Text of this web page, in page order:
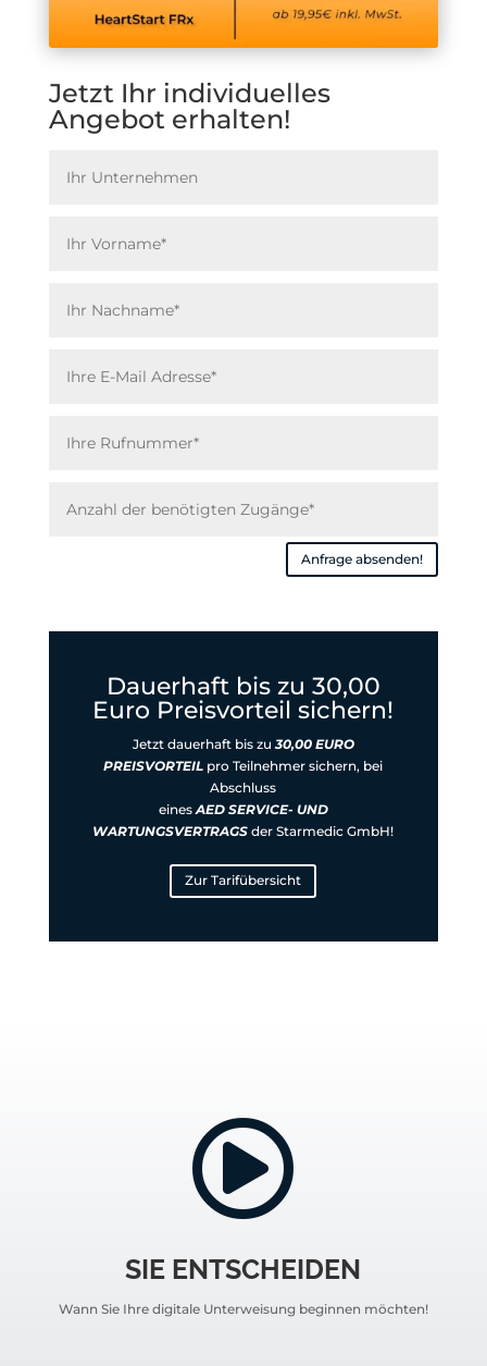
Jetzt Ihr individuelles
Angebot erhalten!
Anfrage absenden!
Dauerhaft bis zu 30,00
Euro Preisvorteil sichern!
Jetzt dauerhaft bis zu 30,00 EURO
PREISVORTEIL pro Teilnehmer sichern, bei
Abschluss
eines AED SERVICE- UND
WARTUNGSVERTRAGS der Starmedic GmbH!
Zur Tarifübersicht

SIE ENTSCHEIDEN
Wann Sie Ihre digitale Unterweisung beginnen möchten!